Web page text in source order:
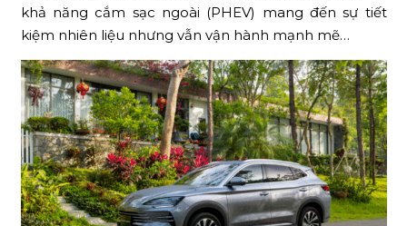
khả năng cắm sạc ngoài (PHEV) mang đến sự tiết
kiệm nhiên liệu nhưng vẫn vận hành mạnh mẽ…